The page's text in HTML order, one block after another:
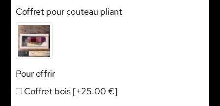
Coffret pour couteau pliant
Pour offrir
Coffret bois [+25.00 €]